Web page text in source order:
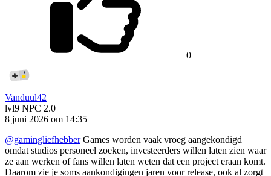
0
Vanduul42
lvl9 NPC 2.0
8 juni 2026 om 14:35
@gamingliefhebberGames worden vaak vroeg aangekondigd
omdat studios personeel zoeken, investeerders willen laten zien waar
ze aan werken of fans willen laten weten dat een project eraan komt.
Daarom zie je soms aankondigingen jaren voor release, ook al zorgt